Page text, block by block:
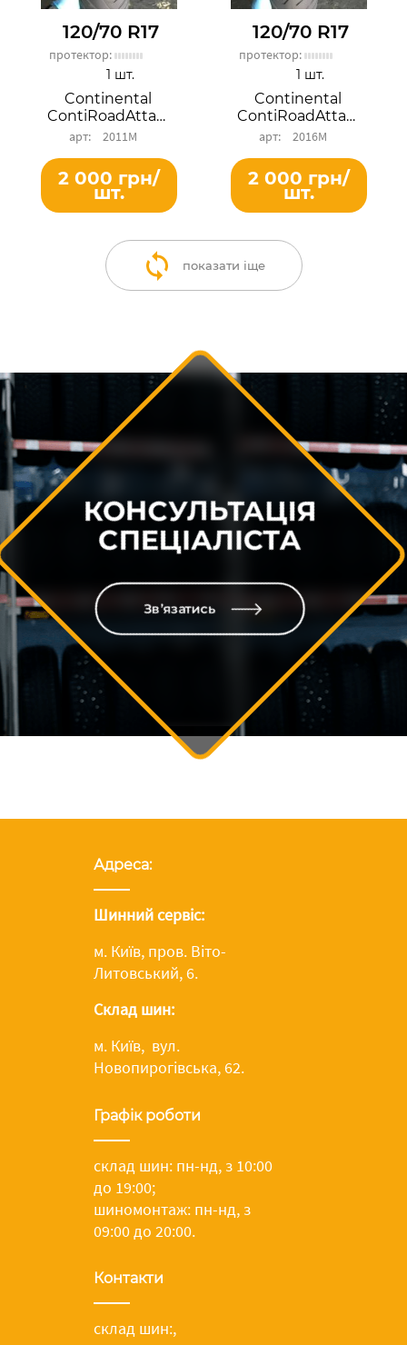
120/70 R17
протектор:
Continental
ContiRoadAttack 3
2011М
1 шт.
2 000 грн/
шт.
120/70 R17
протектор:
Continental
ContiRoadAttack 3
2016М
1 шт.
2 000 грн/
шт.
показати іще
КОНСУЛЬТАЦІЯ
СПЕЦІАЛІСТА
Зв’язатись
Адреса:
Шинний сервіс:
м. Київ, пров. Віто-
Литовський, 6.
Склад шин:
м. Київ, вул.
Новопирогівська, 62.
Графік роботи
склад шин: пн-нд, з 10:00
до 19:00;
шиномонтаж: пн-нд, з
09:00 до 20:00.
Контакти
склад шин:,